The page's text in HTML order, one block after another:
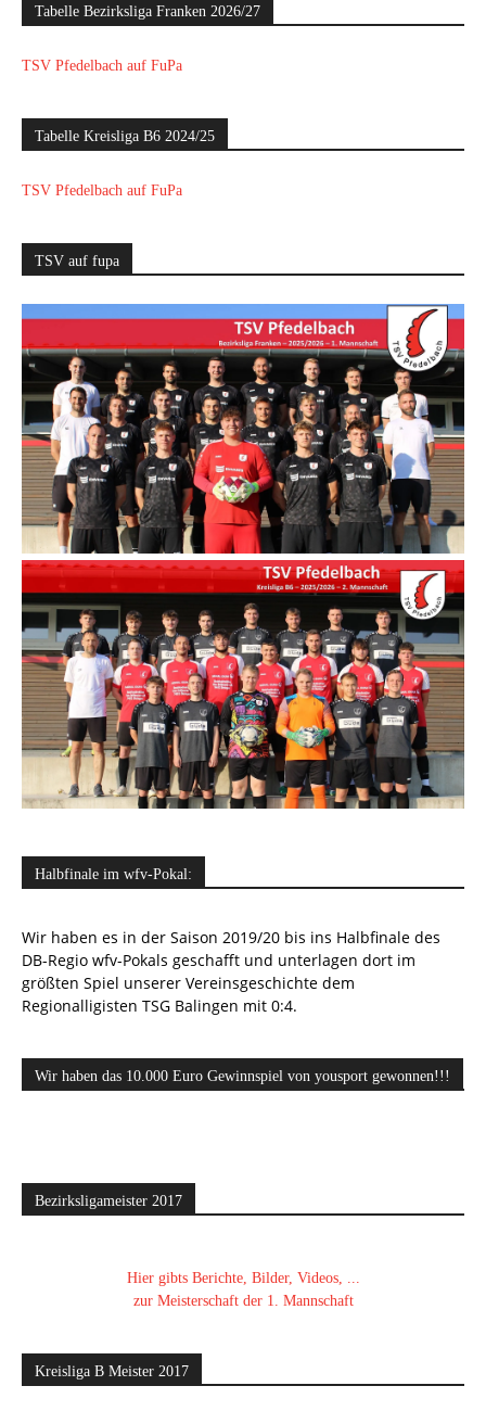
Tabelle Bezirksliga Franken 2026/27
TSV Pfedelbach auf FuPa
Tabelle Kreisliga B6 2024/25
TSV Pfedelbach auf FuPa
TSV auf fupa
Halbfinale im wfv-Pokal:
Wir haben es in der Saison 2019/20 bis ins Halbfinale des
DB-Regio wfv-Pokals geschafft und unterlagen dort im
größten Spiel unserer Vereinsgeschichte dem
Regionalligisten TSG Balingen mit 0:4.
Wir haben das 10.000 Euro Gewinnspiel von yousport gewonnen!!!
Bezirksligameister 2017
Hier gibts Berichte, Bilder, Videos, ...
zur Meisterschaft der 1. Mannschaft
Kreisliga B Meister 2017